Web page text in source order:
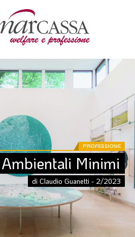
PROFESSIONE
Minimi
di Claudio Guanetti - 2/2023